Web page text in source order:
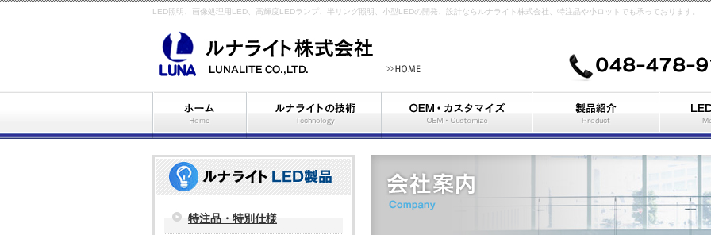
LED照明、画像処理用LED、高輝度LEDランプ、半リング照明、小型LEDの開発、設計ならルナライト株式会社、特注品や小ロットでも承っております。
特注品・特別仕様
小型表示灯
LEDランプ
非常用電源装置
特注品・特別仕様